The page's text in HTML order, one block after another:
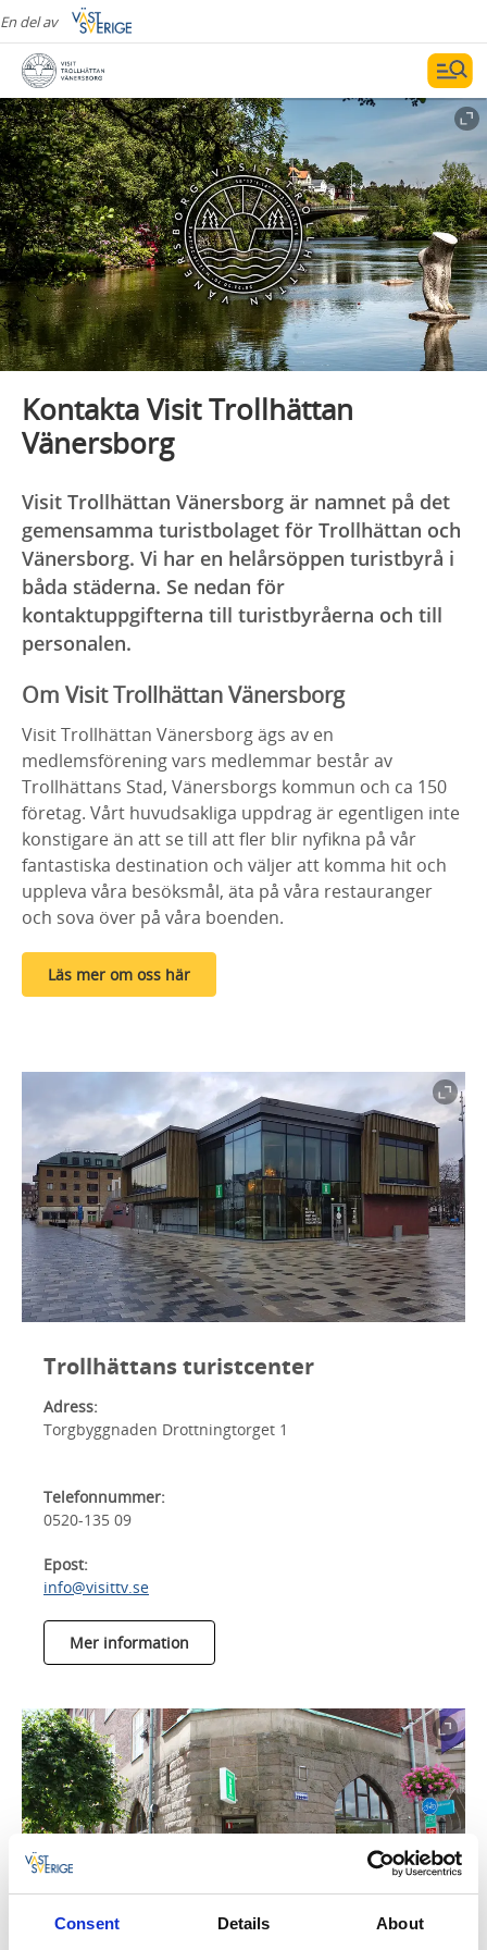
Consent Details About
En del av
Kontakta Visit Trollhättan
Vänersborg
Visit Trollhättan Vänersborg är namnet på det
gemensamma turistbolaget för Trollhättan och
Vänersborg. Vi har en helårsöppen turistbyrå i
båda städerna. Se nedan för
kontaktuppgifterna till turistbyråerna och till
personalen.
Om Visit Trollhättan Vänersborg
Visit Trollhättan Vänersborg ägs av en
medlemsförening vars medlemmar består av
Trollhättans Stad, Vänersborgs kommun och ca 150
företag. Vårt huvudsakliga uppdrag är egentligen inte
konstigare än att se till att fler blir nyfikna på vår
fantastiska destination och väljer att komma hit och
uppleva våra besöksmål, äta på våra restauranger
och sova över på våra boenden.
Läs mer om oss här
Trollhättans turistcenter
Adress:
Torgbyggnaden Drottningtorget 1
Telefonnummer:
0520-135 09
Epost:
info@visittv.se
Mer information